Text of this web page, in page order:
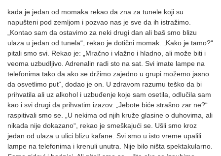
kada je jedan od momaka rekao da zna za tunele koji su
napušteni pod zemljom i pozvao nas je sve da ih istražimo.
„Kontao sam da ostavimo za neki drugi dan ali baš smo blizu
ulaza u jedan od tunela“, rekao je dotični momak. „Kako je tamo?“
pitali smo svi. Rekao je: „Mračno i vlažno i hladno, ali može biti i
veoma uzbudljivo. Adrenalin radi sto na sat. Svi imate lampe na
telefonima tako da ako se držimo zajedno u grupi možemo jasno
da osvetlimo put“, dodao je on. U zdravom razumu teško da bi
prihvatila ali uz alkohol i uzbuđenje koje sam osetila, odlučila sam
kao i svi drugi da prihvatim izazov. „Jebote biće strašno zar ne?“
raspitivali smo se. „U nekima od njih kruže glasine o duhovima, ali
nikada nije dokazano“, rekao je smeškajući se. Ušli smo kroz
jedan od ulaza u ulici blizu kafane. Svi smo u isto vreme upalili
lampe na telefonima i krenuli unutra. Nije bilo ništa spektakularno.